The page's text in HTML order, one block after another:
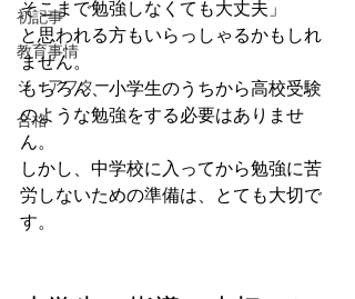
初記事
教育事情
ジ・アフター
合格
そこまで勉強しなくても大丈夫」
と思われる方もいらっしゃるかもしれ
ません。
もちろん、小学生のうちから高校受験
のような勉強をする必要はありませ
ん。
しかし、中学校に入ってから勉強に苦
労しないための準備は、とても大切で
す。